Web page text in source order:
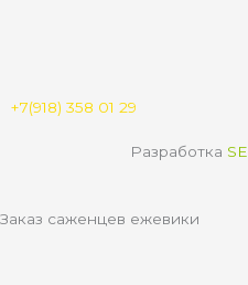
n
+7(918) 358 01 29
Разработка
Заказ саженцев ежевики